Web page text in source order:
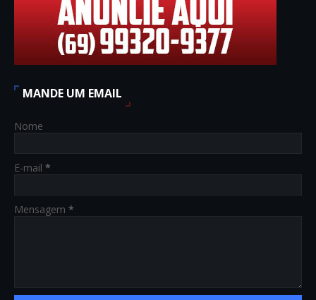
MANDE UM EMAIL
Nome
E-mail *
Mensagem *